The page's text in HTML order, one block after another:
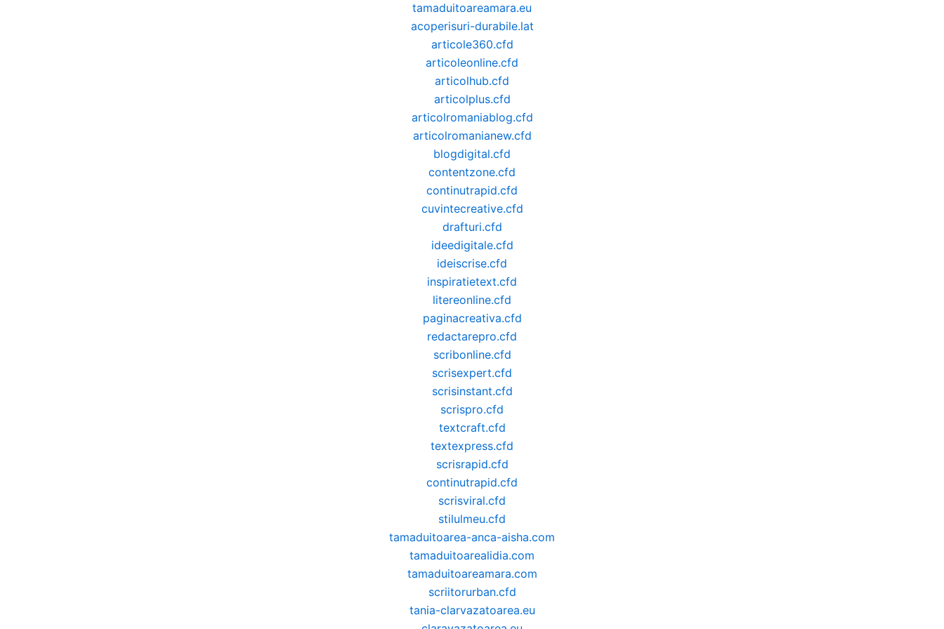
tamaduitoareamara.eu
acoperisuri-durabile.lat
articole360.cfd
articoleonline.cfd
articolhub.cfd
articolplus.cfd
articolromaniablog.cfd
articolromanianew.cfd
blogdigital.cfd
contentzone.cfd
continutrapid.cfd
cuvintecreative.cfd
drafturi.cfd
ideedigitale.cfd
ideiscrise.cfd
inspiratietext.cfd
litereonline.cfd
paginacreativa.cfd
redactarepro.cfd
scribonline.cfd
scrisexpert.cfd
scrisinstant.cfd
scrispro.cfd
textcraft.cfd
textexpress.cfd
scrisrapid.cfd
continutrapid.cfd
scrisviral.cfd
stilulmeu.cfd
tamaduitoarea-anca-aisha.com
tamaduitoarealidia.com
tamaduitoareamara.com
scriitorurban.cfd
tania-clarvazatoarea.eu